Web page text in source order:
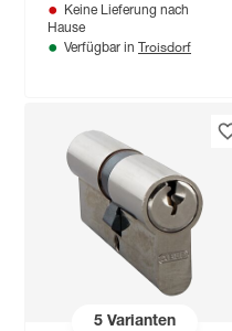
Keine Lieferung nach
Hause
Verfügbar in Troisdorf
5Varianten